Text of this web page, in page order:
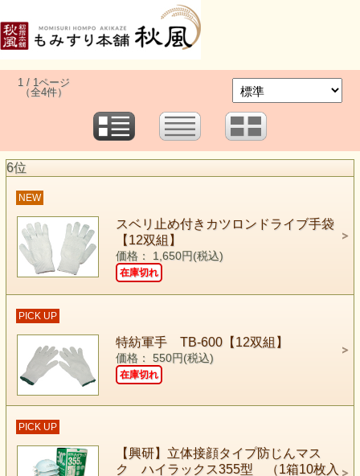
1 / 1ページ
（全4件）
6位
NEW
スベリ止め付きカツロンドライブ手袋
【12双組】
価格： 1,650円(税込)
在庫切れ
PICK UP
特紡軍手 TB-600【12双組】
価格： 550円(税込)
在庫切れ
PICK UP
【興研】立体接顔タイプ防じんマス
ク ハイラックス355型 （1箱10枚入